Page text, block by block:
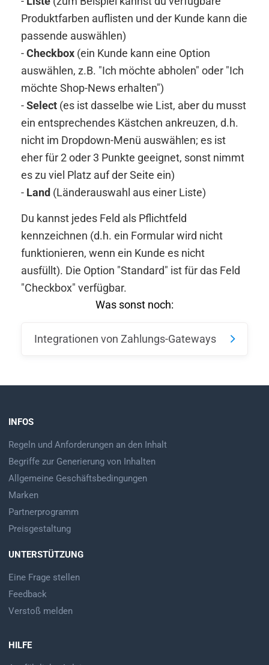
Produktfarben auflisten und der Kunde kann die
passende auswählen)
-Checkbox (ein Kunde kann eine Option
auswählen, z.B. "Ich möchte abholen" oder "Ich
möchte Shop-News erhalten")
-Select (es ist dasselbe wie List, aber du musst
ein entsprechendes Kästchen ankreuzen, d.h.
nicht im Dropdown-Menü auswählen; es ist
eher für 2 oder 3 Punkte geeignet, sonst nimmt
es zu viel Platz auf der Seite ein)
- Land (Länderauswahl aus einer Liste)
Du kannst jedes Feld als Pflichtfeld
kennzeichnen (d.h. ein Formular wird nicht
funktionieren, wenn ein Kunde es nicht
ausfüllt). Die Option "Standard" ist für das Feld
"Checkbox" verfügbar.
Was sonst noch:
Integrationen von Zahlungs-Gateways
INFOS
Regeln und Anforderungen an den Inhalt
Begriffe zur Generierung von Inhalten
Allgemeine Geschäftsbedingungen
Marken
Partnerprogramm
Preisgestaltung
UNTERSTÜTZUNG
Eine Frage stellen
Feedback
Verstoß melden
HILFE